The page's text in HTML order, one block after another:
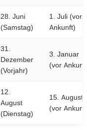
28. Juni
(Samstag)
1. Juli (vor
Ankunft)
31.
Dezember
(Vorjahr)
3. Januar
(vor
12.
August
(Dienstag)
15. August
(vor